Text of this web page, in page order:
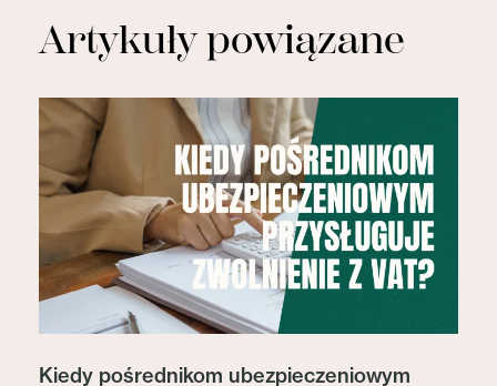
Artykuły powiązane
Kiedy pośrednikom ubezpieczeniowym